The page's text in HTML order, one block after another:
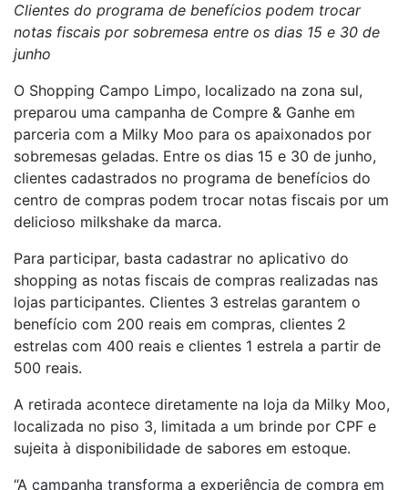
Clientes do programa de benefícios podem trocar
notas fiscais por sobremesa entre os dias 15 e 30 de
junho
O Shopping Campo Limpo, localizado na zona sul,
preparou uma campanha de Compre & Ganhe em
parceria com a Milky Moo para os apaixonados por
sobremesas geladas. Entre os dias 15 e 30 de junho,
clientes cadastrados no programa de benefícios do
centro de compras podem trocar notas fiscais por um
delicioso milkshake da marca.
Para participar, basta cadastrar no aplicativo do
shopping as notas fiscais de compras realizadas nas
lojas participantes. Clientes 3 estrelas garantem o
benefício com 200 reais em compras, clientes 2
estrelas com 400 reais e clientes 1 estrela a partir de
500 reais.
A retirada acontece diretamente na loja da Milky Moo,
localizada no piso 3, limitada a um brinde por CPF e
sujeita à disponibilidade de sabores em estoque.
“A campanha transforma a experiência de compra em